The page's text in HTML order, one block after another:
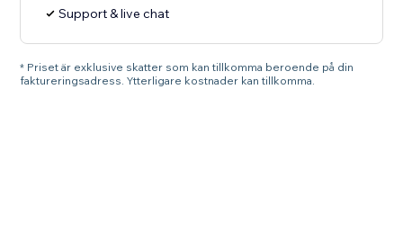
Support & live chat
* Priset är exklusive skatter som kan tillkomma beroende på din
faktureringsadress. Ytterligare kostnader kan tillkomma.